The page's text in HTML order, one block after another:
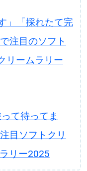
」「採れたて完
注目のソフト
リームラリー
て待ってま
目ソフトクリ
リー2025